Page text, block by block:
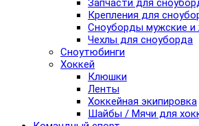
Запчасти для
Крепления для
Сноуборды мужские и
Чехлы для сноуборда
Сноутюбинги
Хоккей
Клюшки
Ленты
Хоккейная экипировка
Шайбы / Мячи для